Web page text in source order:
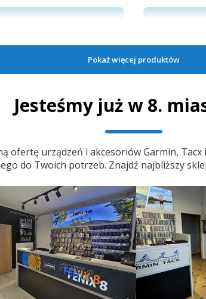
5.0
7 [010-02540-61] Garmin
Pokaż więcej produktów
Jesteśmy już w 8.
ofertę urządzeń i akcesoriów Garmin,
do Twoich potrzeb. Znajdź najbliższy